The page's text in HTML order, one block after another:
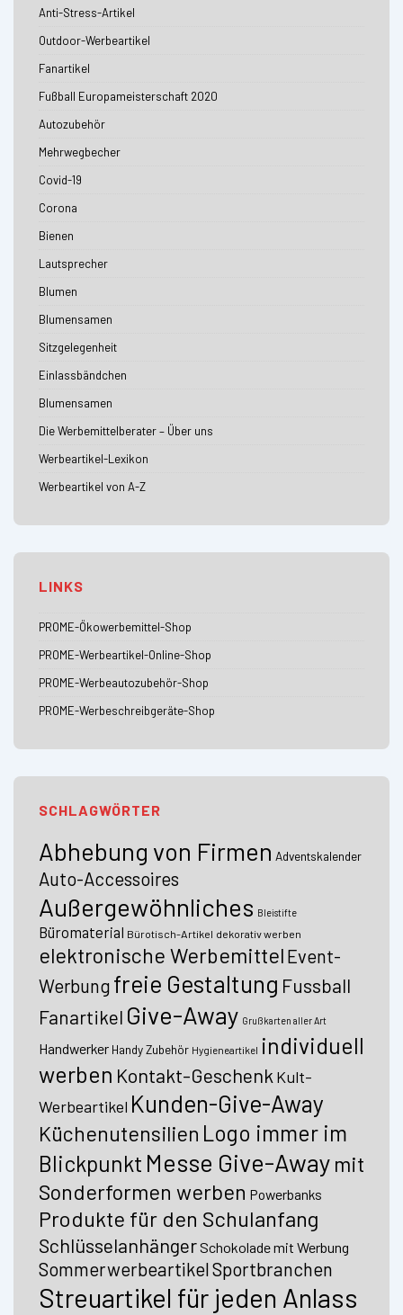
Anti-Stress-Artikel
Outdoor-Werbeartikel
Fanartikel
Fußball Europameisterschaft 2020
Autozubehör
Mehrwegbecher
Covid-19
Corona
Bienen
Lautsprecher
Blumen
Blumensamen
Sitzgelegenheit
Einlassbändchen
Blumensamen
Die Werbemittelberater – Über uns
Werbeartikel-Lexikon
Werbeartikel von A-Z
LINKS
PROME-Ökowerbemittel-Shop
PROME-Werbeartikel-Online-Shop
PROME-Werbeautozubehör-Shop
PROME-Werbeschreibgeräte-Shop
SCHLAGWÖRTER
Abhebung von Firmen Adventskalender
Auto-Accessoires
Außergewöhnliches Bleistifte
Büromaterial Bürotisch-Artikel dekorativ werben
elektronische Werbemittel Event-
Werbung freie Gestaltung Fussball
Fanartikel Give-Away Grußkarten aller Art
Handwerker Handy Zubehör Hygieneartikel individuell
werben Kontakt-Geschenk Kult-
Werbeartikel Kunden-Give-Away
Küchenutensilien Logo immer im
Blickpunkt Messe Give-Away mit
Sonderformen werben Powerbanks
Produkte für den Schulanfang
SchlüsselanhängerSchokolade mit Werbung
SommerwerbeartikelSportbranchen
Streuartikel für jeden Anlass